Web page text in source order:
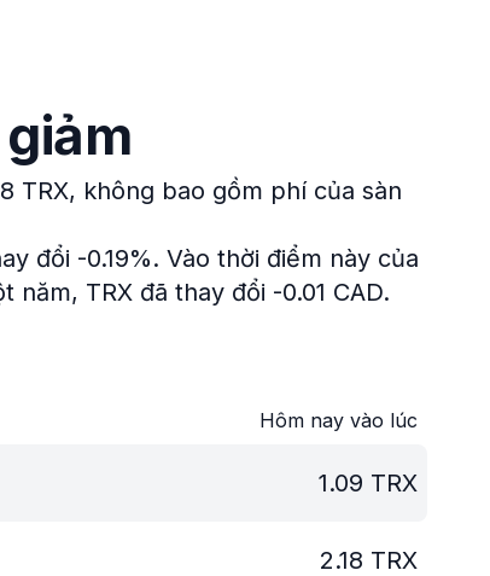
TRX, không bao gồm phí của sàn
đổi -0.19%. Vào thời điểm này của
năm, TRX đã thay đổi -0.01 CAD.
Hôm nay vào lúc
1.09 TRX
2.18 TRX